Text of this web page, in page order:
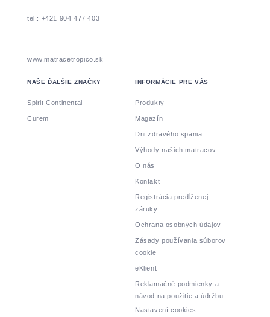
tel.: +421 904 477 403
www.matracetropico.sk
NAŠE ĎALŠIE ZNAČKY
Spirit Continental
Curem
INFORMÁCIE PRE VÁS
Produkty
Magazín
Dni zdravého spania
Výhody našich matracov
O nás
Kontakt
Registrácia predĺženej
záruky
Ochrana osobných údajov
Zásady používania súborov
cookie
eKlient
Reklamačné podmienky a
návod na použitie a údržbu
Nastavení cookies